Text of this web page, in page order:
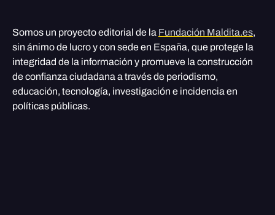
Somos un proyecto editorial de la Fundación Maldita.es,
sin ánimo de lucro y con sede en España, que protege la
integridad de la información y promueve la construcción
de confianza ciudadana a través de periodismo,
educación, tecnología, investigación e incidencia en
políticas públicas.